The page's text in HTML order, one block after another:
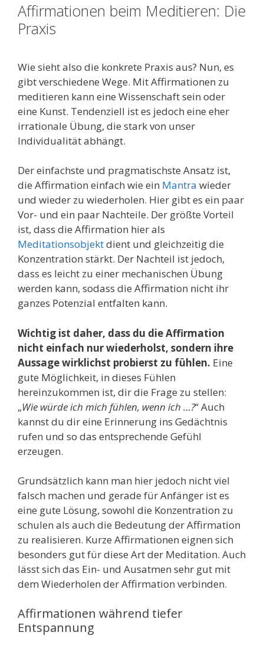
Affirmationen beim Meditieren: Die
Praxis
Wie sieht also die konkrete Praxis aus? Nun, es
gibt verschiedene Wege. Mit Affirmationen zu
meditieren kann eine Wissenschaft sein oder
eine Kunst. Tendenziell ist es jedoch eine eher
irrationale Übung, die stark von unser
Individualität abhängt.
Der einfachste und pragmatischste Ansatz ist,
die Affirmation einfach wie ein Mantra wieder
und wieder zu wiederholen. Hier gibt es ein paar
Vor- und ein paar Nachteile. Der größte Vorteil
ist, dass die Affirmation hier als
Meditationsobjektdient und gleichzeitig die
Konzentration stärkt. Der Nachteil ist jedoch,
dass es leicht zu einer mechanischen Übung
werden kann, sodass die Affirmation nicht ihr
ganzes Potenzial entfalten kann.
Wichtig ist daher, dass du die Affirmation
nicht einfach nur wiederholst, sondern ihre
Aussage wirklichst probierst zu fühlen. Eine
gute Möglichkeit, in dieses Fühlen
hereinzukommen ist, dir die Frage zu stellen:
„Wie würde ich mich fühlen, wenn ich …?“ Auch
kannst du dir eine Erinnerung ins Gedächtnis
rufen und so das entsprechende Gefühl
erzeugen.
Grundsätzlich kann man hier jedoch nicht viel
falsch machen und gerade für Anfänger ist es
eine gute Lösung, sowohl die Konzentration zu
schulen als auch die Bedeutung der Affirmation
zu realisieren. Kurze Affirmationen eignen sich
besonders gut für diese Art der Meditation. Auch
lässt sich das Ein- und Ausatmen sehr gut mit
dem Wiederholen der Affirmation verbinden.
Affirmationen während tiefer
Entspannung